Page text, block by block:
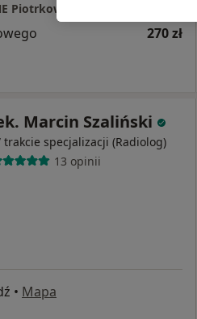
Piotrkowska 228
270 zł
Marcin Szaliński
trakcie specjalizacji (Radiolog)
13 opinii
• Mapa